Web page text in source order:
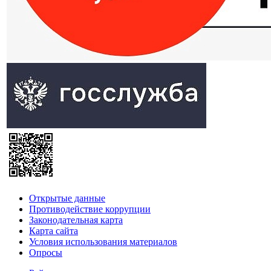
Открытые данные
Противодействие коррупции
Законодательная карта
Карта сайта
Условия использования материалов
Опросы